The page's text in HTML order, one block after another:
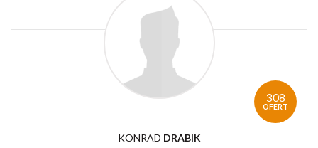
308
OFERT
KONRAD DRABIK